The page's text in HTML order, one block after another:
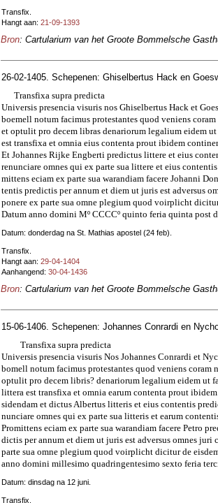
Transfix.
Hangt aan: 21-09-1393
Bron: Cartularium van het Groote Bommelsche
26-02-1405. Schepenen: Ghiselbertus Hack en
Transfixa supra predicta
Universis presencia visuris nos Ghiselbertus Hack et
boemell notum facimus protestantes quod veniens
et optulit pro decem libras denariorum legalium eidem
est transfixa et omnia eius contenta prout ibidem
Et Johannes Rijke Engberti predictus littere et eius
renunciare omnes qui ex parte sua littere et eius
mittens eciam ex parte sua warandiam facere Johanni
tentis predictis per annum et diem ut juris est adversus
ponere ex parte sua omne plegium quod voirplicht
Datum anno domini Mº CCCCº quinto feria quinta post
Datum: donderdag na St. Mathias apostel (24 feb).
Transfix.
Hangt aan: 29-04-1404
Aanhangend: 30-04-1436
Bron: Cartularium van het Groote Bommelsche
15-06-1406. Schepenen: Johannes Conrardi en
Transfixa supra predicta
Universis presencia visuris Nos Johannes Conrardi et
bomell notum facimus protestantes quod veniens
optulit pro decem libris? denariorum legalium eidem ut
littera est transfixa et omnia earum contenta prout
sidendam et dictus Albertus litteris et eius contentis
nunciare omnes qui ex parte sua litteris et earum
Promittens eciam ex parte sua warandiam facere Petro
dictis per annum et diem ut juris est adversus omnes juri
parte sua omne plegium quod voirplicht dicitur de
anno domini millesimo quadringentesimo sexto feria
Datum: dinsdag na 12 juni.
Transfix.